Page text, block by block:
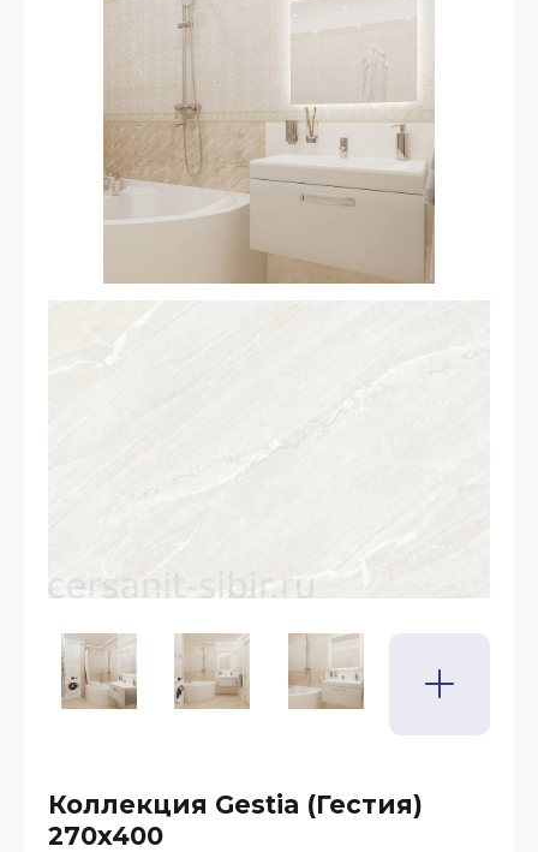
Коллекция Gestia (Гестия)
270x400